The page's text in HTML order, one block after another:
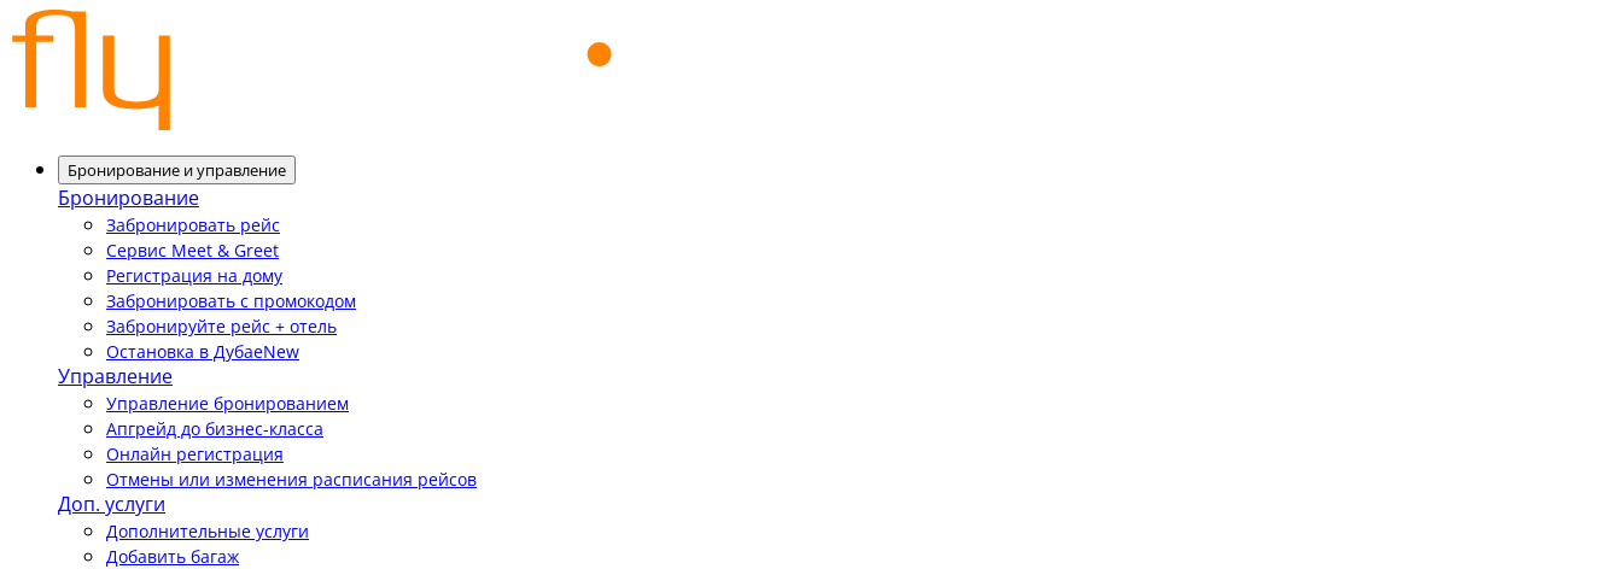
Бронирование и управление
Бронирование
Забронировать рейс
Сервис Meet & Greet
Регистрация на дому
Забронировать с промокодом
Забронируйте рейс + отель
Остановка в ДубаеNew
Управление
Управление бронированием
Апгрейд до бизнес-класса
Онлайн регистрация
Отмены или изменения расписания рейсов
Доп. услуги
Дополнительные услуги
Добавить багаж